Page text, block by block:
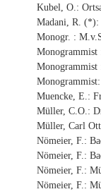
Kubel, O.:
Madani, R. (*):
Monogr. :
Monogrammist
Monogrammist
Muencke, E.:
Müller, C.O.:
Müller, Carl
Nömeier, F.:
Nömeier, F.:
Nömeier, F.:
Nömeier, F.: